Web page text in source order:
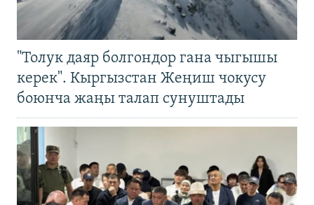
"Толук даяр болгондор гана чыгышы
керек". Кыргызстан Жеңиш чокусу
боюнча жаңы талап сунуштады